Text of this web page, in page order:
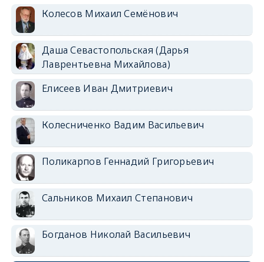
Колесов Михаил Семёнович
Даша Севастопольская (Дарья
Лаврентьевна Михайлова)
Елисеев Иван Дмитриевич
Колесниченко Вадим Васильевич
Поликарпов Геннадий Григорьевич
Сальников Михаил Степанович
Богданов Николай Васильевич